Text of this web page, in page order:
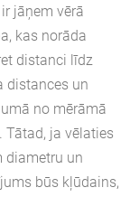
jāņem vērā
kas norāda
distanci līdz
distances un
no mērāmā
ja vēlaties
diametru un
būs kļūdains,